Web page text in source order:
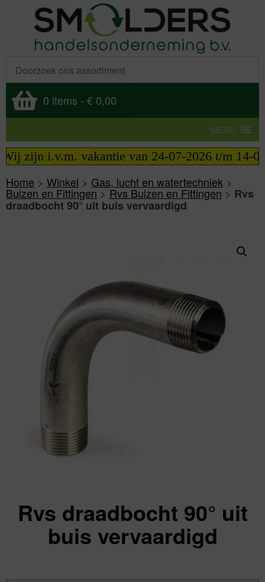
0 items - € 0,00
MENU
i.v.m. vakantie van 24-07-2026 t/m 14-08-
Home > Winkel > Gas, lucht en watertechniek >
Buizen en Fittingen>Rvs Buizen en Fittingen> Rvs
draadbocht 90° uit buis vervaardigd
Rvs draadbocht 90° uit
buis vervaardigd